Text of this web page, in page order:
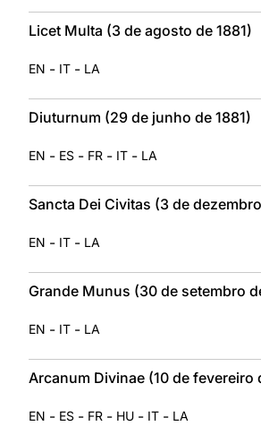
Licet Multa (3 de agosto de 1881)
EN - IT - LA
Diuturnum (29 de junho de 1881)
EN - ES - FR - IT - LA
Sancta Dei Civitas (3 de
EN - IT - LA
Grande Munus (30 de setembro
EN - IT - LA
Arcanum Divinae (10 de fevereiro
EN - ES - FR - HU - IT - LA